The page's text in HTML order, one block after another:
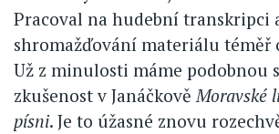
Pracoval na hudební transkripci
shromažďování materiálu téměř
Už z minulosti máme podobnou
zkušenost v JanáčkověMoravské
písni. Je to úžasné znovu